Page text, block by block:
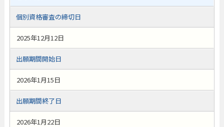
個別資格審査の締切日
2025年12月12日
出願期間開始日
2026年1月15日
出願期間終了日
2026年1月22日